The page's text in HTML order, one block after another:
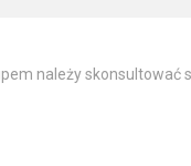
należy skonsultować